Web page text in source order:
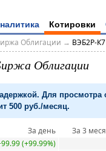
Котировки
Облигации → ВЭБ2Р-
Облигации
Для
500 руб./месяц.
За день За 3
(+99.99%)